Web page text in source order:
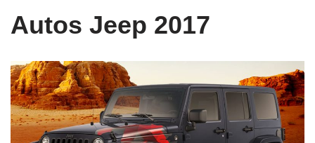
Autos Jeep 2017